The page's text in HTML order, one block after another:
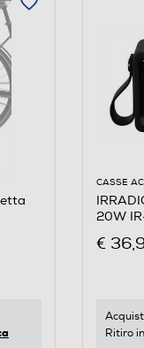
CASSE
20W
€
Ritiro